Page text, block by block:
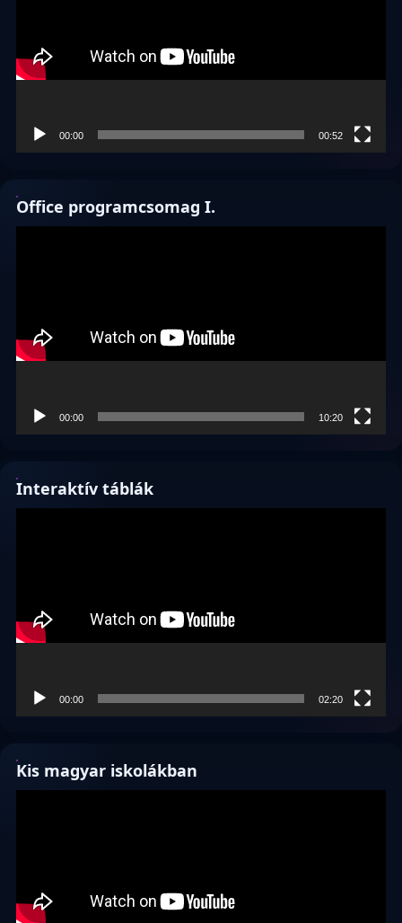
00:00 00:52
Office programcsomag I.
00:00 10:20
Interaktív táblák
00:00 02:20
Kis magyar iskolákban